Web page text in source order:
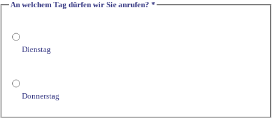
An welchem Tag dürfen wir Sie anrufen?*
Dienstag
Donnerstag